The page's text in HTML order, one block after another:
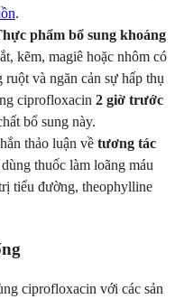
.
phẩm bổ sung khoáng
kẽm, magiê hoặc nhôm có
và ngăn cản sự hấp thụ
ciprofloxacin 2 giờ trước
bổ sung này.
thảo luận về tương tác
thuốc làm loãng máu
tiểu đường, theophylline
ciprofloxacin với các sản